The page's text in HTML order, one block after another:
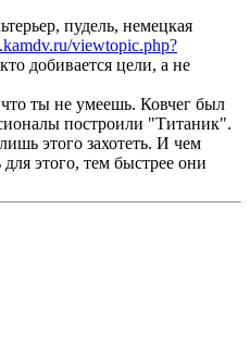
пудель, немецкая
viewtopic.php?
добивается цели, а не
ты не умеешь. Ковчег был
построили "Титаник".
этого захотеть. И чем
этого, тем быстрее они